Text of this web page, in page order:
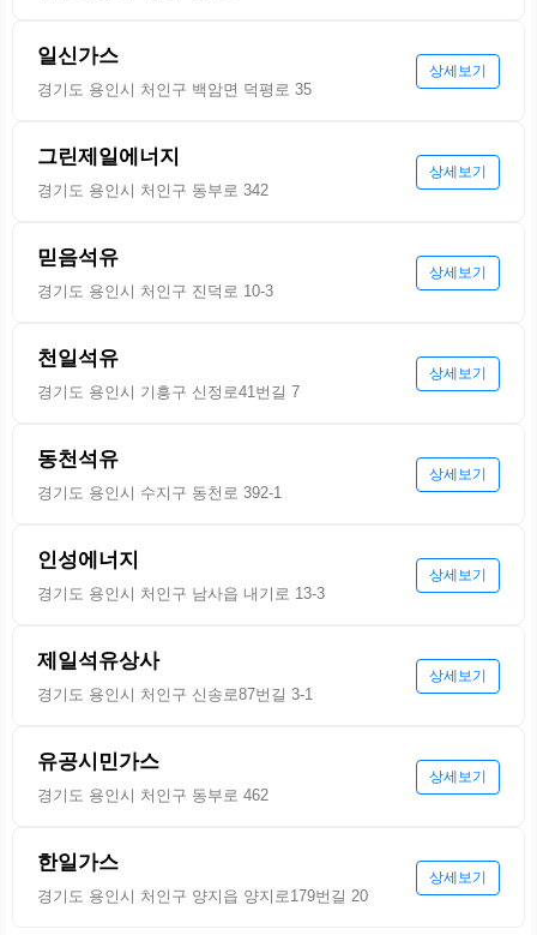
일신가스
경기도 용인시 처인구 백암면 덕평로 35
상세보기
그린제일에너지
경기도 용인시 처인구 동부로 342
상세보기
믿음석유
경기도 용인시 처인구 진덕로 10-3
상세보기
천일석유
경기도 용인시 기흥구 신정로41번길 7
상세보기
동천석유
경기도 용인시 수지구 동천로 392-1
상세보기
인성에너지
경기도 용인시 처인구 남사읍 내기로 13-3
상세보기
제일석유상사
경기도 용인시 처인구 신송로87번길 3-1
상세보기
유공시민가스
경기도 용인시 처인구 동부로 462
상세보기
한일가스
경기도 용인시 처인구 양지읍 양지로179번길 20
상세보기